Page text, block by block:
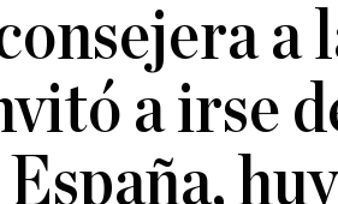
a
a irse